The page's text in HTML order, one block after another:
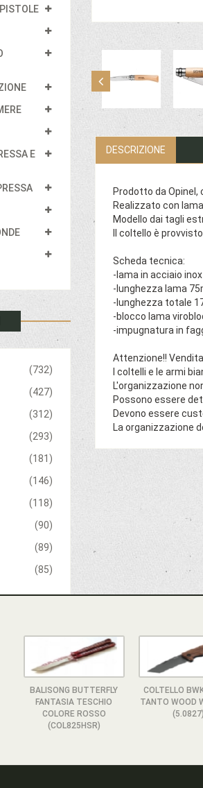
E
(732)
(427)
(312)
(293)
(181)
(146)
(118)
(90)
(89)
(85)
DESCRIZIONE
Prodotto da Opinel,
Realizzato con
Modello dai tagli
Il coltello è
Scheda tecnica:
-lama in acciaio inox
-lunghezza lama
-lunghezza totale
-blocco lama
-impugnatura in
Attenzione!!
I coltelli e le armi
L'organizzazione
Possono essere
Devono essere
La organizzazione
BALISONG BUTTERFLY
FANTASIA TESCHIO
COLORE ROSSO
(COL825HSR)
COLTELLO
TANTO WOOD
(5.0827)